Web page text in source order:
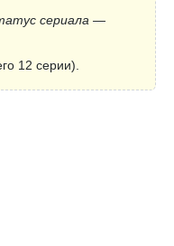
сериала —
12 серии).